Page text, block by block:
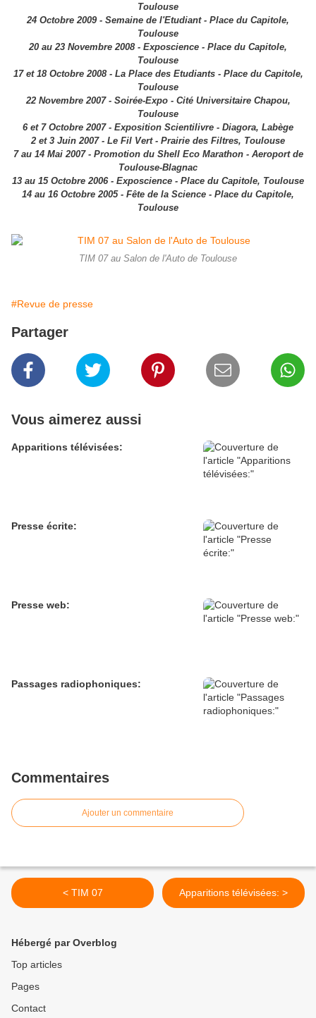
Toulouse
24 Octobre 2009 - Semaine de l'Etudiant - Place du Capitole,
Toulouse
20 au 23 Novembre 2008 - Exposcience - Place du Capitole,
Toulouse
17 et 18 Octobre 2008 - La Place des Etudiants - Place du Capitole,
Toulouse
22 Novembre 2007 - Soirée-Expo - Cité Universitaire Chapou,
Toulouse
6 et 7 Octobre 2007 - Exposition Scientilivre - Diagora, Labège
2 et 3 Juin 2007 - Le Fil Vert - Prairie des Filtres, Toulouse
7 au 14 Mai 2007 - Promotion du Shell Eco Marathon - Aeroport de
Toulouse-Blagnac
13 au 15 Octobre 2006 - Exposcience - Place du Capitole, Toulouse
14 au 16 Octobre 2005 - Fête de la Science - Place du Capitole,
Toulouse
TIM 07 au Salon de l'Auto de Toulouse
#Revue de presse
Partager
Vous aimerez aussi
Apparitions télévisées:
Presse écrite:
Presse web:
Passages radiophoniques:
Commentaires
Ajouter un commentaire
< TIM 07 Apparitions télévisées: >
Hébergé par Overblog
Top articles
Pages
Contact